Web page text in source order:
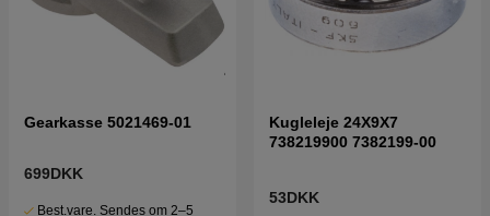
Gearkasse 5021469-01
699DKK
Best.vare. Sendes om 2–5
Kugleleje 24X9X7
738219900 7382199-00
53DKK